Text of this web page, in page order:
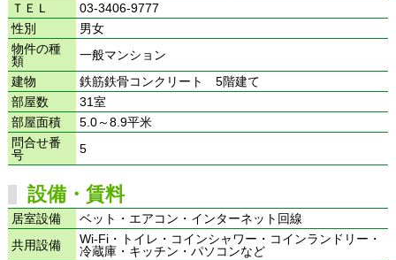
ＴＥＬ
03-3406-9777
性別
男女
物件の種
類
一般マンション
建物
鉄筋鉄骨コンクリート 5階建て
部屋数
31室
部屋面積
5.0～8.9平米
問合せ番
号
5
設備・賃料
居室設備
ベット・エアコン・インターネット回線
共用設備
Wi-Fi・トイレ・コインシャワー・コインランドリー・
冷蔵庫・キッチン・パソコンなど